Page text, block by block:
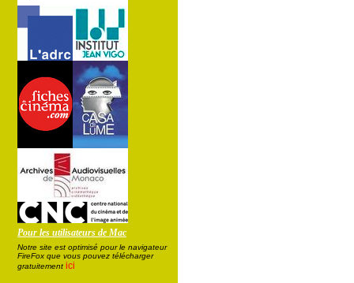
Pour les utilisateurs de Mac
Notre site est optimisé pour le navigateur
FireFox que vous pouvez télécharger
gratuitement ici